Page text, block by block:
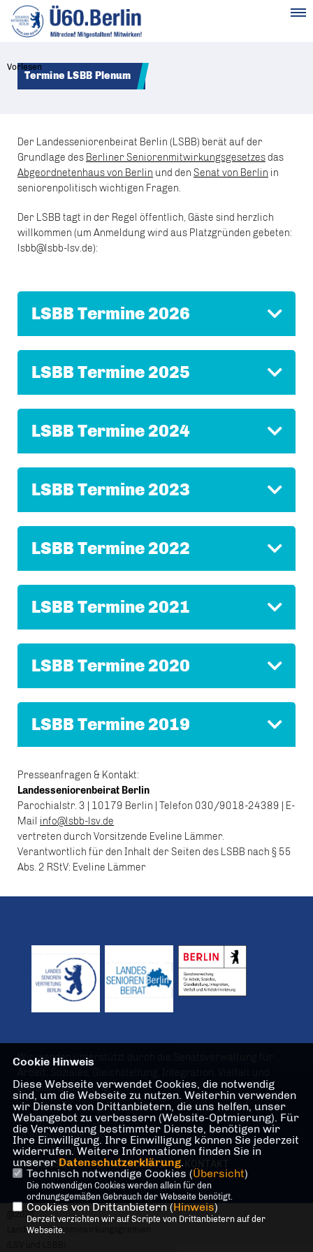
Vorlesen
Termine LSBB Plenum
Der Landesseniorenbeirat Berlin (LSBB) berät auf der
Grundlage des Berliner Seniorenmitwirkungsgesetzesdas
Abgeordnetenhaus von Berlin und den Senat von Berlin in
seniorenpolitisch wichtigen Fragen.
Der LSBB tagt in der Regel öffentlich, Gäste sind herzlich
willkommen (um Anmeldung wird aus Platzgründen gebeten:
lsbb@lsbb-lsv.de):
LSBB Termine 2026
LSBB Termine 2025
LSBB Termine 2024
LSBB Termine 2023
LSBB Termine 2022
LSBB Termine 2021
LSBB Termine 2020
LSBB Termine 2019
Presseanfragen & Kontakt:
Landesseniorenbeirat Berlin
Parochialstr. 3 | 10179 Berlin | Telefon 030/9018-24389 | E-
Mail info@lsbb-lsv.de
vertreten durch Vorsitzende Eveline Lämmer.
Verantwortlich für den Inhalt der Seiten des LSBB nach § 55
Abs. 2 RStV: Eveline Lämmer
Wir werden unterstützt durch die Senatsverwaltung für
Antidiskriminierung
Geschäftsstelle
Oranienstraße 106
10969 Berlin
IMPRESSUM
DATENSCHUTZ
@2026
Landesseniorenmitwirkungsgremien
Cookie Hinweis
Diese Webseite verwendet Cookies, die notwendig
sind, um die Webseite zu nutzen. Weiterhin verwenden
wir Dienste von Drittanbietern, die uns helfen, unser
Webangebot zu verbessern (Website-Optmierung). Für
die Verwendung bestimmter Dienste, benötigen wir
Ihre Einwilligung. Ihre Einwilligung können Sie jederzeit
widerrufen. Weitere Informationen finden Sie in
unserer Datenschutzerklärung.
Technisch notwendige Cookies (Übersicht)
Die notwendigen Cookies werden allein für den
ordnungsgemäßen Gebrauch der Webseite benötigt.
Cookies von Drittanbietern (Hinweis)
Derzeit verzichten wir auf Scripte von Drittanbietern auf der
Webseite.